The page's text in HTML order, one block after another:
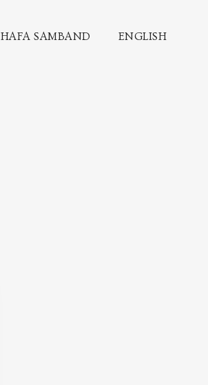
HAFA SAMBAND ENGLISH